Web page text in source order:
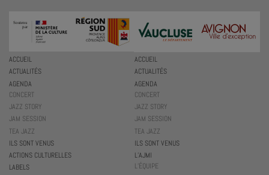
ACCUEIL
ACTUALITÉS
AGENDA
CONCERT
JAZZ STORY
JAM SESSION
TEA JAZZ
ILS SONT VENUS
ACCUEIL
ACTUALITÉS
AGENDA
CONCERT
JAZZ STORY
JAM SESSION
TEA JAZZ
ILS SONT VENUS
ACTIONS CULTURELLES
LABELS
L’AJMI
L’ÉQUIPE